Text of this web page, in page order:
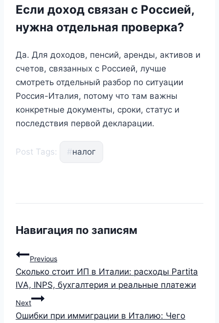
Если доход связан с Россией,
нужна отдельная проверка?
Да. Для доходов, пенсий, аренды, активов и
счетов, связанных с Россией, лучше
смотреть отдельный разбор по ситуации
Россия-Италия, потому что там важны
конкретные документы, сроки, статус и
последствия первой декларации.
Post Tags: #налог
Навигация по записям
Previous
Сколько стоит ИП в Италии: расходы Partita
IVA, INPS, бухгалтерия и реальные платежи
Next
Ошибки при иммиграции в Италию: Чего